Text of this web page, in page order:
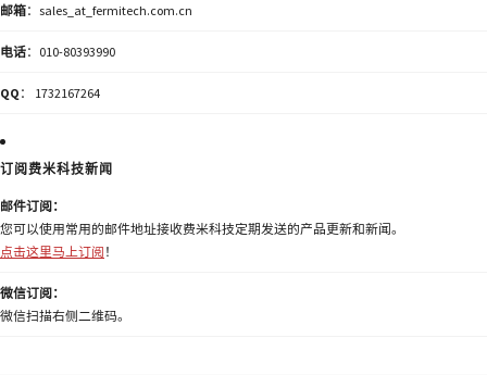
邮箱：sales_at_fermitech.com.cn
电话：010-80393990
QQ ： 1732167264
订阅费米科技新闻
邮件订阅：
您可以使用常用的邮件地址接收费米科技定期发送的产品更新和新闻。
点击这里马上订阅 ！
微信订阅：
微信扫描右侧二维码。